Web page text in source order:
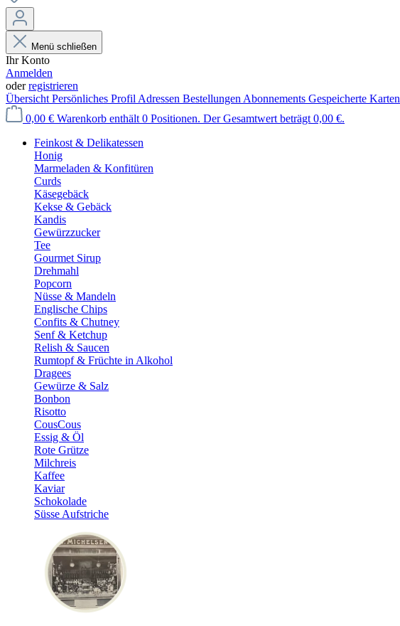
Menü schließen
Ihr Konto
Anmelden
oderregistrieren
Übersicht Persönliches Profil Adressen Bestellungen Abonnements Gespeicherte Karten
0,00 € Warenkorb enthält 0 Positionen. Der Gesamtwert beträgt 0,00 €.
Feinkost & Delikatessen
Honig
Marmeladen & Konfitüren
Curds
Käsegebäck
Kekse & Gebäck
Kandis
Gewürzzucker
Tee
Gourmet Sirup
Drehmahl
Popcorn
Nüsse & Mandeln
Englische Chips
Confits & Chutney
Senf & Ketchup
Relish & Saucen
Rumtopf & Früchte in Alkohol
Dragees
Gewürze & Salz
Bonbon
Risotto
CousCous
Essig & Öl
Rote Grütze
Milchreis
Kaffee
Kaviar
Schokolade
Süsse Aufstriche